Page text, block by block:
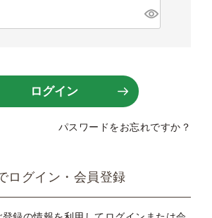
必
ログイン
パスワードをお忘れですか？
ログイン・会員登録